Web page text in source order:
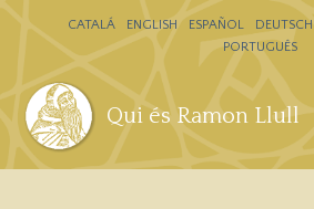
Salta al contenuto principale
Qui és Ramon Llull
CATALÁ ENGLISH ESPAÑOL DEUTSCH
PORTUGUÊS